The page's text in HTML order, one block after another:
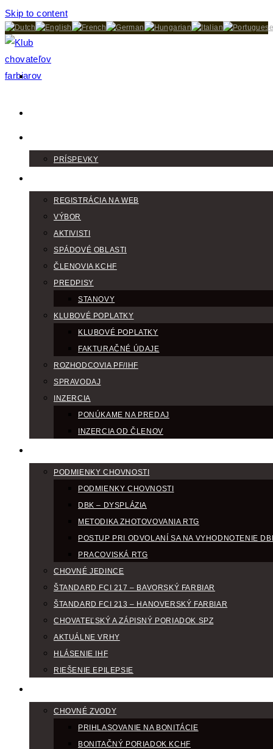
Skip to content
PRÍSPEVKY
REGISTRÁCIA NA WEB
VÝBOR
AKTIVISTI
SPÁDOVÉ OBLASTI
ČLENOVIA KCHF
PREDPISY
STANOVY
KLUBOVÉ POPLATKY
KLUBOVÉ POPLATKY
FAKTURAČNÉ ÚDAJE
ROZHODCOVIA PF/IHF
SPRAVODAJ
INZERCIA
PONÚKAME NA PREDAJ
INZERCIA OD ČLENOV
PODMIENKY CHOVNOSTI
PODMIENKY CHOVNOSTI
DBK – DYSPLÁZIA
METODIKA ZHOTOVOVANIA RTG
POSTUP PRI ODVOLANÍ SA NA VYHODNOTENIE
PRACOVISKÁ RTG
CHOVNÉ JEDINCE
ŠTANDARD FCI 217 – BAVORSKÝ FARBIAR
ŠTANDARD FCI 213 – HANOVERSKÝ FARBIAR
CHOVATEĽSKÝ A ZÁPISNÝ PORIADOK SPZ
AKTUÁLNE VRHY
HLÁSENIE IHF
RIEŠENIE EPILEPSIE
CHOVNÉ ZVODY
PRIHLASOVANIE NA BONITÁCIE
BONITAČNÝ PORIADOK KCHF